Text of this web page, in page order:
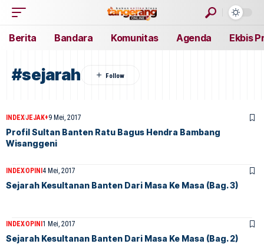
Berita Bandara Komunitas Agenda Ekbis
#sejarah
INDEXJEJAK+9 Mei, 2017
Profil Sultan Banten Ratu Bagus Hendra Bambang
Wisanggeni
INDEXOPINI 4 Mei, 2017
Sejarah Kesultanan Banten Dari Masa Ke Masa (Bag. 3)
INDEXOPINI 1 Mei, 2017
Sejarah Kesultanan Banten Dari Masa Ke Masa (Bag. 2)